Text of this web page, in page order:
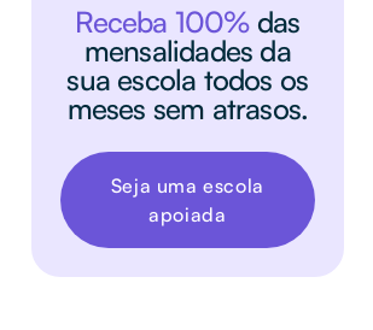
Receba 100%das
mensalidades da
sua escola todos os
meses sem atrasos.
Seja uma escola
apoiada